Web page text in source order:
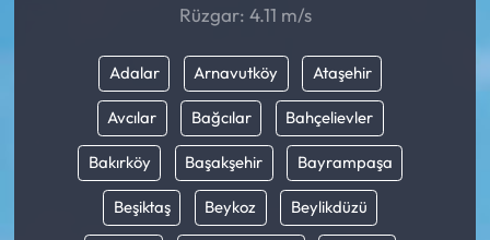
Rüzgar: 4.11 m/s
Adalar Arnavutköy Ataşehir
Avcılar Bağcılar Bahçelievler
Bakırköy Başakşehir Bayrampaşa
Beşiktaş Beykoz Beylikdüzü